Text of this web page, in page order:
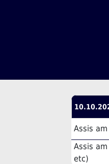
Assis
Assis
etc)